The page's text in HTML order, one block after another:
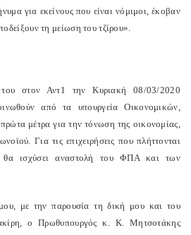
για εκείνους που είναι νόμιμοι, έκοβαν
τη μείωση του τζίρου».
του στον Αντ1 την Κυριακή 08/03/2020
από τα υπουργεία Οικονομικών,
μέτρα για την τόνωση της οικονομίας,
Για τις επιχειρήσεις που πλήττονται
ισχύσει αναστολή του ΦΠΑ και των
με την παρουσία τη δική μου και του
ο Πρωθυπουργός κ. Κ. Μητσοτάκης